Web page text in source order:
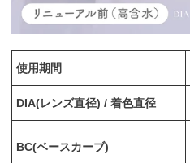
使用期間
DIA(レンズ直径) / 着色直径
BC(ベースカーブ)